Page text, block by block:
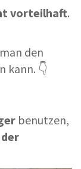
vorteilhaft.
den
kann. 👇
benutzen,